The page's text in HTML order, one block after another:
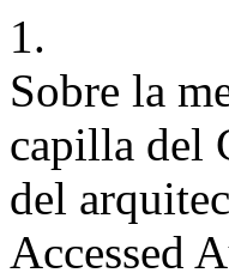
1.
Sobre la
capilla del
del
Accessed